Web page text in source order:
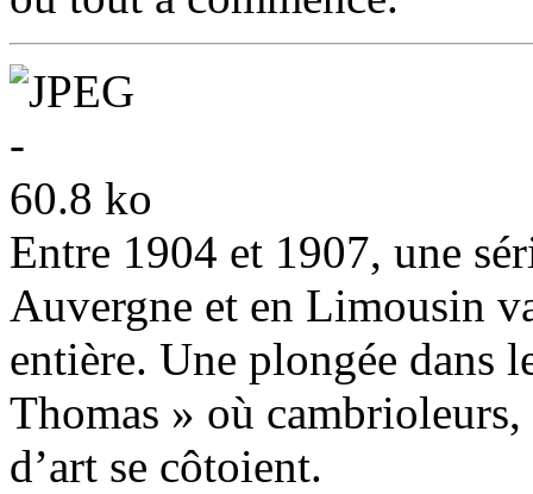
Entre 1904 et 1907, une
Auvergne et en Limousin
entière. Une plongée dans
Thomas » où
d’art se côtoient.